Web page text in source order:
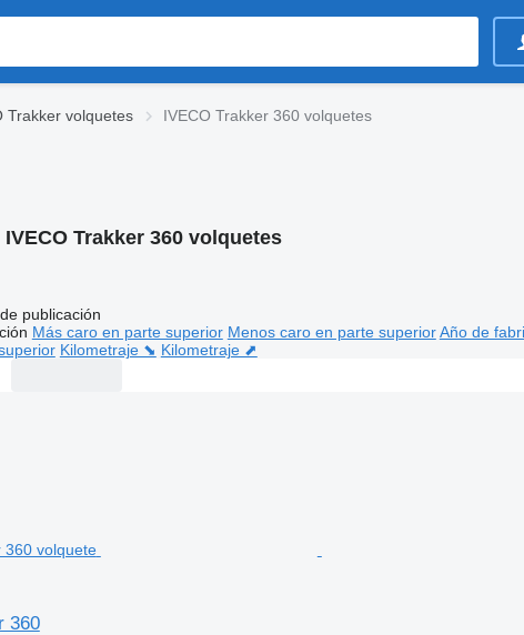
Trakker volquetes IVECO Trakker 360 volquetes
IVECO Trakker 360 volquetes
publicación
Más caro en parte superior Menos caro en parte superior Año de
Kilometraje ⬊ Kilometraje ⬈
360